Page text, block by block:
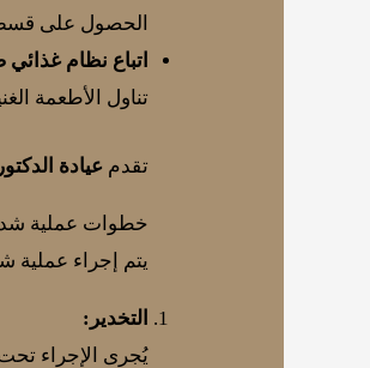
الحصول على
اتباع نظام
تناول الأطعمة
تقدم عيادة
خطوات عملية
يتم إجراء عملية
التخدير:
يُجرى الإجراء